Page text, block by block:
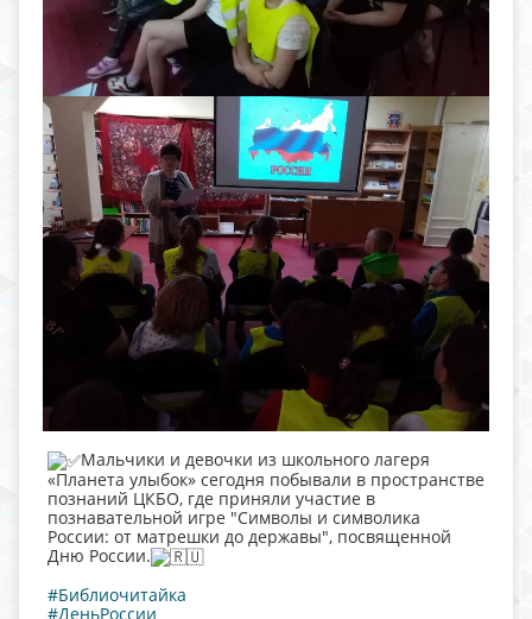
Мальчики и девочки из школьного лагеря
«Планета улыбок» сегодня побывали в пространстве
познаний ЦКБО, где приняли участие в
познавательной игре "Символы и символика
России: от матрешки до державы", посвященной
Дню России.
#Библиочитайка
#ДеньРоссии